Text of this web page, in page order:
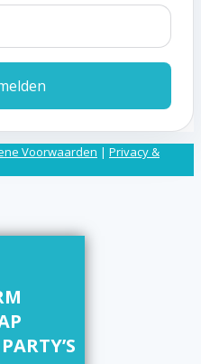
Voorwaarden | Privacy &